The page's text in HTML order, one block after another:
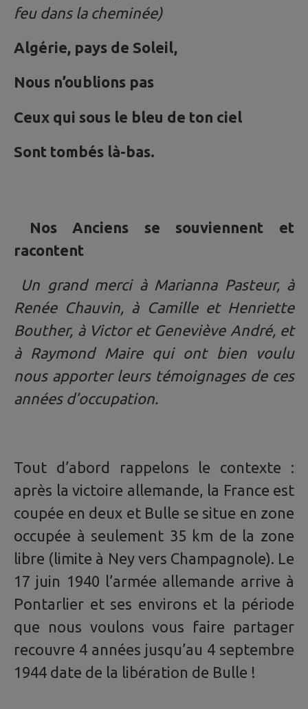
feu dans la cheminée)
Algérie, pays de Soleil,
Nous n’oublions pas
Ceux qui sous le bleu de ton ciel
Sont tombés là-bas.
Nos Anciens se souviennent et
racontent
Un grand merci à Marianna Pasteur, à
Renée Chauvin, à Camille et Henriette
Bouther, à Victor et Geneviève André, et
à Raymond Maire qui ont bien voulu
nous apporter leurs témoignages de ces
années d’occupation.
Tout d’abord rappelons le contexte :
après la victoire allemande, la France est
coupée en deux et Bulle se situe en zone
occupée à seulement 35 km de la zone
libre (limite à Ney vers Champagnole). Le
17 juin 1940 l’armée allemande arrive à
Pontarlier et ses environs et la période
que nous voulons vous faire partager
recouvre 4 années jusqu’au 4 septembre
1944 date de la libération de Bulle !